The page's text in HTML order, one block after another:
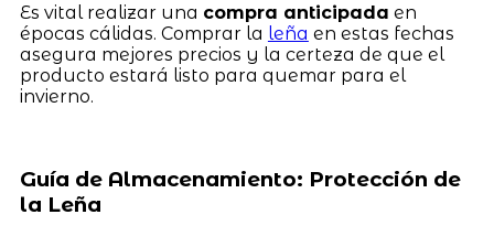
Es vital realizar una compra anticipada en
épocas cálidas. Comprar la leña en estas fechas
asegura mejores precios y la certeza de que el
producto estará listo para quemar para el
invierno.
Guía de Almacenamiento: Protección de
la Leña